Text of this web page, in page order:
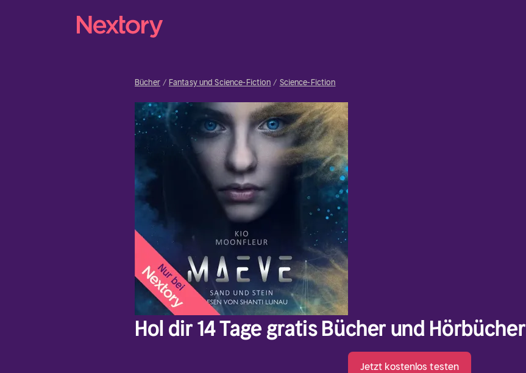
Bücher Fantasy und Science-Fiction Science-Fiction
Hol dir 14 Tage gratis Bücher und Hörbücher
Jetzt kostenlos testen